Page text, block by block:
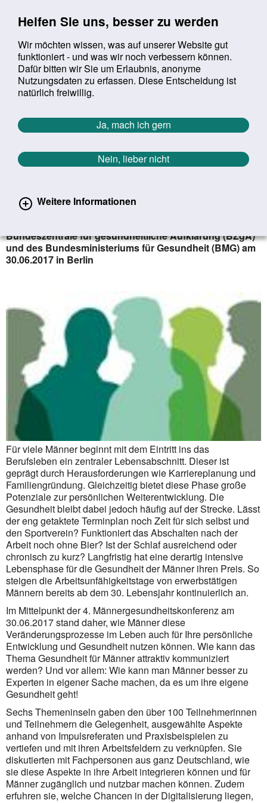
Helfen Sie uns, besser zu werden
Wir möchten wissen, was auf unserer Website gut
funktioniert - und was wir noch verbessern können.
Dafür bitten wir Sie um Erlaubnis, anonyme
Nutzungsdaten zu erfassen. Diese Entscheidung ist
natürlich freiwillig.
Ja, mach ich gern
Nein, lieber nicht
Weitere Informationen
Suchbegriff:
Sie befinden sich hier:
Startseite Service
Veranstaltungen
4. Männer­­gesund­­heits­­kon­fe­renz
4. Männergesundheitskonferenz
Im Fokus: Gesundheitskompetenz
von Männern in der Erwerbsphase.
Handlungsfelder
Bundes­zentrale für gesundheitliche Aufklärung (BZgA)
und des Bundesministeriums für Gesundheit (BMG) am
30.06.2017 in Berlin
Für viele Männer beginnt mit dem Eintritt ins das
Berufsleben ein zentraler Lebensabschnitt. Dieser ist
geprägt durch Herausforderungen wie Karriereplanung und
Familiengründung. Gleichzeitig bietet diese Phase große
Potenziale zur persönlichen Weiterentwicklung. Die
Gesundheit bleibt dabei jedoch häufig auf der Strecke. Lässt
der eng getaktete Terminplan noch Zeit für sich selbst und
den Sportverein? Funktioniert das Abschalten nach der
Arbeit noch ohne Bier? Ist der Schlaf ausreichend oder
chronisch zu kurz? Langfristig hat eine derartig intensive
Lebensphase für die Gesundheit der Männer ihren Preis. So
steigen die Arbeitsunfähig­keits­tage von erwerbstätigen
Männern bereits ab dem 30. Lebensjahr kontinuierlich an.
Im Mittelpunkt der 4. Männergesundheitskonferenz am
30.06.2017 stand daher, wie Männer diese
Veränderungsprozesse im Leben auch für Ihre persönliche
Entwicklung und Gesundheit nutzen können. Wie kann das
Thema Gesundheit für Männer attraktiv kommuniziert
werden? Und vor allem: Wie kann man Männer besser zu
Experten in eigener Sache machen, da es um ihre eigene
Gesundheit geht!
Sechs Themeninseln gaben den über 100 Teil­nehmerinnen
und Teil­nehmern die Gelegenheit, ausgewählte Aspekte
anhand von Impuls­refe­raten und Praxisbeispielen zu
vertiefen und mit ihren Arbeitsfeldern zu verknüpfen. Sie
diskutierten mit Fachpersonen aus ganz Deutsch­land, wie
sie diese Aspekte in ihre Arbeit integrieren können und für
Männer zugänglich und nutzbar machen können. Zudem
erfuhren sie, welche Chancen in der Digitalisierung liegen,